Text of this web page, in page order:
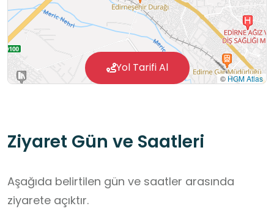
© HGM Atlas
Yol Tarifi Al
Ziyaret Gün ve Saatleri
Aşağıda belirtilen gün ve saatler arasında
ziyarete açıktır.